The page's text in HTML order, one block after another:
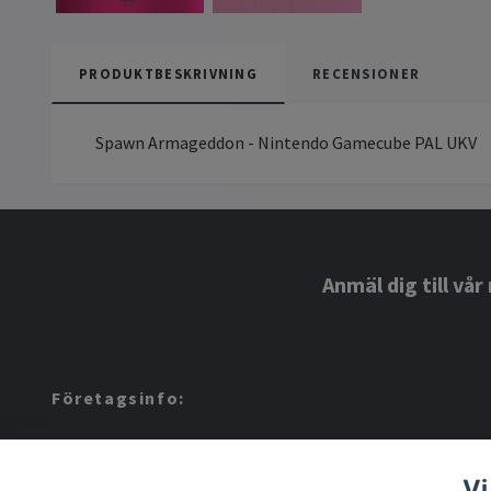
PRODUKTBESKRIVNING RECENSIONER
Spawn Armageddon - Nintendo Gamecube PAL UKV
Anmäl dig till
Företagsinfo: